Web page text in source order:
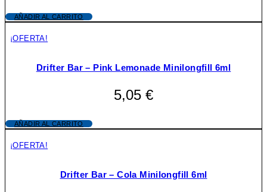
AÑADIR AL CARRITO
¡OFERTA!
Drifter Bar – Pink Lemonade Minilongfill 6ml
5,05 €
AÑADIR AL CARRITO
¡OFERTA!
Drifter Bar – Cola Minilongfill 6ml